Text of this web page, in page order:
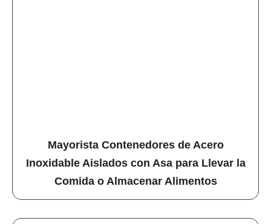
Mayorista Contenedores de Acero
Inoxidable Aislados con Asa para Llevar la
Comida o Almacenar Alimentos